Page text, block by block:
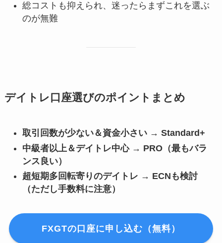
総コストも抑えられ、迷ったらまずこれを選ぶ
のが無難
デイトレ口座選びのポイントまとめ
取引回数が少ない＆資金小さい → Standard+
中級者以上＆デイトレ中心 → PRO（最もバラ
ンス良い）
超短期多回転寄りのデイトレ → ECNも検討
（ただし手数料に注意）
FXGTの口座に申し込む（無料）